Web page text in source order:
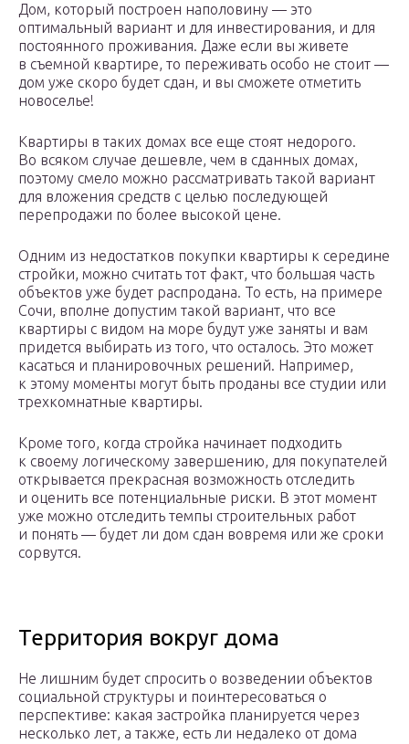
Дом, который построен наполовину — это
оптимальный вариант и для инвестирования, и для
постоянного проживания. Даже если вы живете
в съемной квартире, то переживать особо не стоит —
дом уже скоро будет сдан, и вы сможете отметить
новоселье!
Квартиры в таких домах все еще стоят недорого.
Во всяком случае дешевле, чем в сданных домах,
поэтому смело можно рассматривать такой вариант
для вложения средств с целью последующей
перепродажи по более высокой цене.
Одним из недостатков покупки квартиры к середине
стройки, можно считать тот факт, что большая часть
объектов уже будет распродана. То есть, на примере
Сочи, вполне допустим такой вариант, что все
квартиры с видом на море будут уже заняты и вам
придется выбирать из того, что осталось. Это может
касаться и планировочных решений. Например,
к этому моменты могут быть проданы все студии или
трехкомнатные квартиры.
Кроме того, когда стройка начинает подходить
к своему логическому завершению, для покупателей
открывается прекрасная возможность отследить
и оценить все потенциальные риски. В этот момент
уже можно отследить темпы строительных работ
и понять — будет ли дом сдан вовремя или же сроки
сорвутся.
Территория вокруг дома
Не лишним будет спросить о возведении объектов
социальной структуры и поинтересоваться о
перспективе: какая застройка планируется через
несколько лет, а также, есть ли недалеко от дома